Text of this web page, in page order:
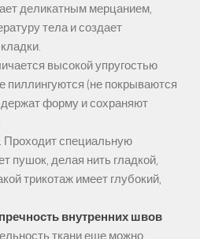
деликатным мерцанием,
тела и создает
высокой упругостью
пиллингуются (не покрываются
форму и сохраняют
Проходит специальную
пушок, делая нить гладкой,
трикотаж имеет глубокий,
внутренних швов
ткани еще можно